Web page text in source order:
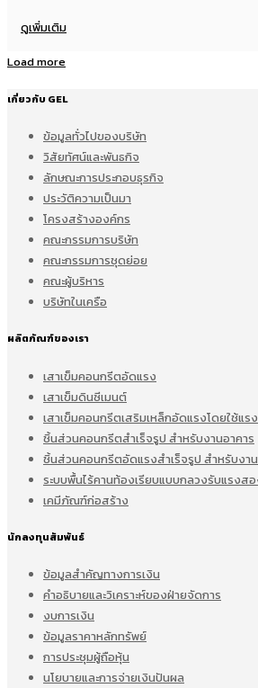
ดูเพิ่มเติม
Load more
เกี่ยวกับ GEL
ข้อมูลทั่วไปของบริษัท
วิสัยทัศน์และพันธกิจ
ลักษณะการประกอบธุรกิจ
ประวัติความเป็นมา
โครงสร้างองค์กร
คณะกรรมการบริษัท
คณะกรรมการชุดย่อย
คณะผู้บริหาร
บริษัทในเครือ
ผลิตภัณฑ์ของเรา
เสาเข็มคอนกรีตอัดแรง
เสาเข็มดินซีเมนต์
เสาเข็มคอนกรีตเสริมเหล็กอัดแรงโดยใช้แร
ชิ้นส่วนคอนกรีตสำเร็จรูป สำหรับงานอาคาร
ชิ้นส่วนคอนกรีตอัดแรงสำเร็จรูป สำหรับงา
ระบบพื้นไร้คานท้องเรียบแบบกลวงรับแรงส
เคมีภัณฑ์ก่อสร้าง
นักลงทุนสัมพันธ์
ข้อมูลสำคัญทางการเงิน
คำอธิบายและวิเคราะห์ของฝ่ายจัดการ
งบการเงิน
ข้อมูลราคาหลักทรัพย์
การประชุมผู้ถือหุ้น
นโยบายและการจ่ายเงินปันผล